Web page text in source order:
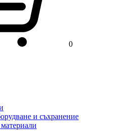
0
и съхранение